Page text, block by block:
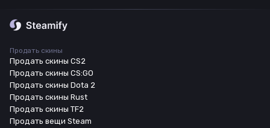
Продать скины
Продать скины CS2
Продать скины CS:GO
Продать скины Dota 2
Продать скины Rust
Продать скины TF2
Продать вещи Steam